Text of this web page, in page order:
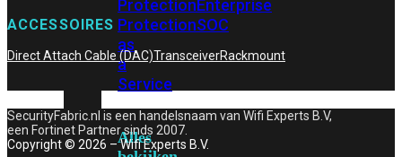
ProtectionEnterprise
ProtectionSOC
as
a
Service
Alles
ACCESSOIRES
Direct Attach Cable (DAC)TransceiverRackmount
SecurityFabric.nl is een handelsnaam van Wifi Experts B.V,
een Fortinet Partner sinds 2007.
Copyright © 2026 – Wifi Experts B.V.